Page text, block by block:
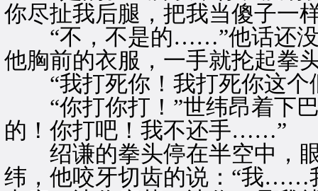
你尽扯我后腿，把我当傻子
“不，不是的……”他话还没
他胸前的衣服，一手就抡起拳
“我打死你！我打死你这个
“你打你打！”世纬昂着下巴
的！你打吧！我不还手……”
绍谦的拳头停在半空中，眼
纬，他咬牙切齿的说：“我